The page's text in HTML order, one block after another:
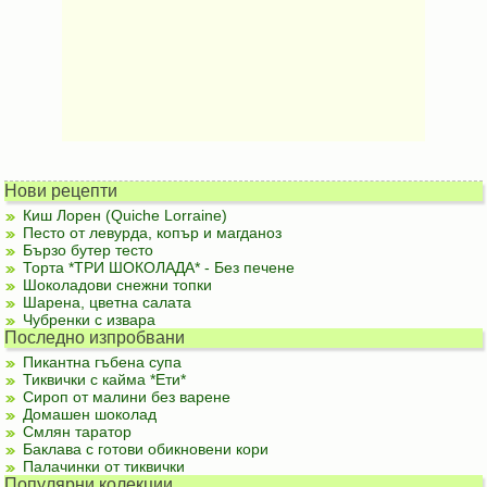
Нови рецепти
Киш Лорен (Quiche Lorraine)
Песто от левурда, копър и магданоз
Бързо бутер тесто
Торта *ТРИ ШОКОЛАДА* - Без печене
Шоколадови снежни топки
Шарена, цветна салата
Чубренки с извара
Последно изпробвани
Пикантна гъбена супа
Тиквички с кайма *Ети*
Сироп от малини без варене
Домашен шоколад
Смлян таратор
Баклава с готови обикновени кори
Палачинки от тиквички